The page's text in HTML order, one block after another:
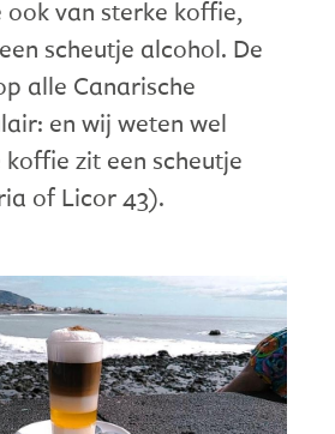
van sterke koffie,
scheutje alcohol. De
alle Canarische
en wij weten wel
zit een scheutje
of Licor 43).